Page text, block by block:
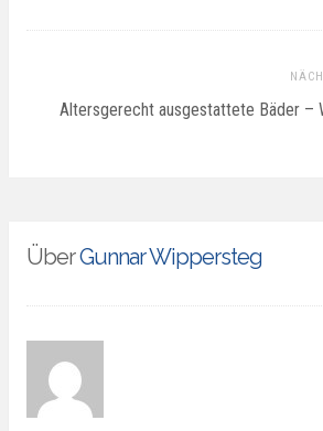
Altersgerecht ausgestattete Bäder –
ÜberGunnar Wippersteg